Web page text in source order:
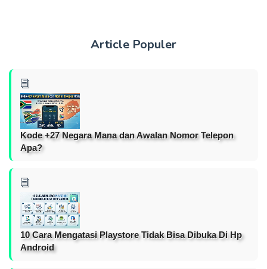
Article Populer
Kode +27 Negara Mana dan Awalan Nomor Telepon
Apa?
10 Cara Mengatasi Playstore Tidak Bisa Dibuka Di Hp
Android